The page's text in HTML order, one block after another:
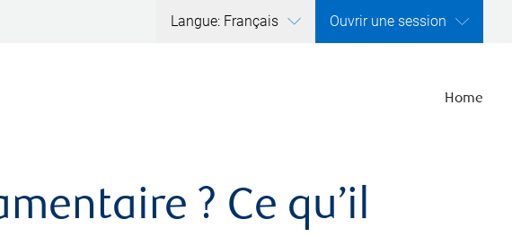
Langue: Français Ouvrir une session
Home
? Ce qu’il